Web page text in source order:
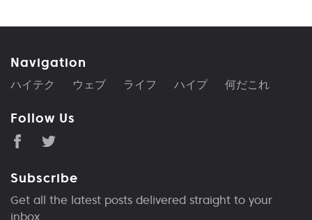
Navigation
ハイテク ウェブ ライフ ハイプ 何だこれ
Follow Us
Subscribe
Get all the latest posts delivered straight to your
inbox.